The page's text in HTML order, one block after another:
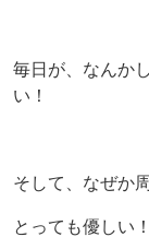
毎日が、なんか
い！
そして、なぜか
とっても優しい！